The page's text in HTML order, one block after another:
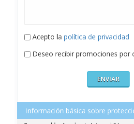
Acepto la política de privacidad
Deseo recibir promociones por
Información básica sobre